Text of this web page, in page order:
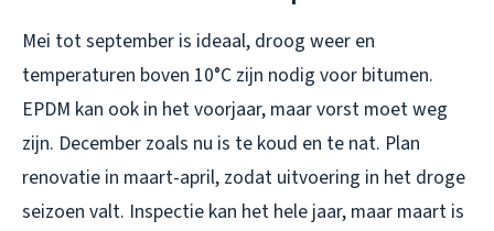
Mei tot september is ideaal, droog weer en
temperaturen boven 10°C zijn nodig voor bitumen.
EPDM kan ook in het voorjaar, maar vorst moet weg
zijn. December zoals nu is te koud en te nat. Plan
renovatie in maart-april, zodat uitvoering in het droge
seizoen valt. Inspectie kan het hele jaar, maar maart is